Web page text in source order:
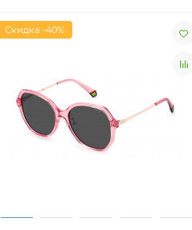
Скидка -40%